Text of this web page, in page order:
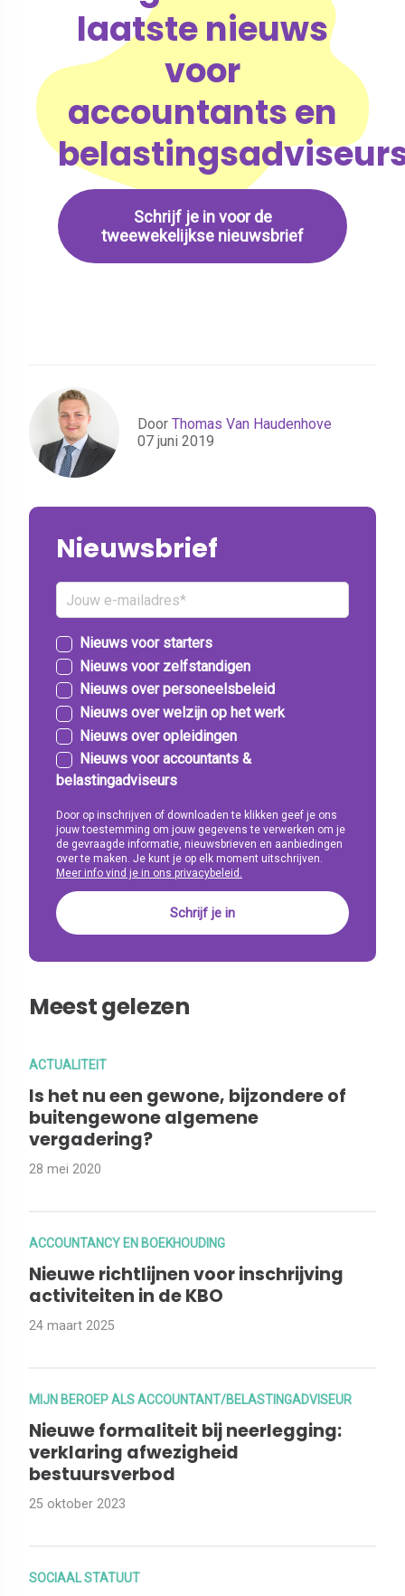
laatste nieuws
voor
accountants en
Schrijf je in voor de
tweewekelijkse nieuwsbrief
Door Thomas Van Haudenhove
07 juni 2019
Nieuwsbrief
Nieuws voor starters
Nieuws voor zelfstandigen
Nieuws over personeelsbeleid
Nieuws over welzijn op het werk
Nieuws over opleidingen
Nieuws voor accountants &
belastingadviseurs
Door op inschrijven of downloaden te klikken geef je ons
jouw toestemming om jouw gegevens te verwerken om je
de gevraagde informatie, nieuwsbrieven en aanbiedingen
over te maken. Je kunt je op elk moment uitschrijven.
Meer info vind je in ons privacybeleid.
Meest gelezen
ACTUALITEIT
Is het nu een gewone, bijzondere of
buitengewone algemene
vergadering?
28 mei 2020
ACCOUNTANCY EN BOEKHOUDING
Nieuwe richtlijnen voor inschrijving
activiteiten in de KBO
24 maart 2025
MIJN BEROEP ALS ACCOUNTANT/BELASTINGADVISEUR
Nieuwe formaliteit bij neerlegging:
verklaring afwezigheid
bestuursverbod
25 oktober 2023
SOCIAAL STATUUT